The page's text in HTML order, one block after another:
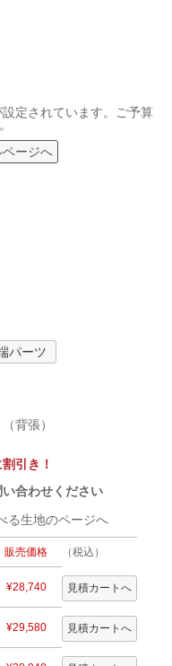
定されています。ご予算
ージへ
パーツ
背張）
引き！
合わせください
る生地のページへ
販売価格 （税込）
¥28,740
¥29,580